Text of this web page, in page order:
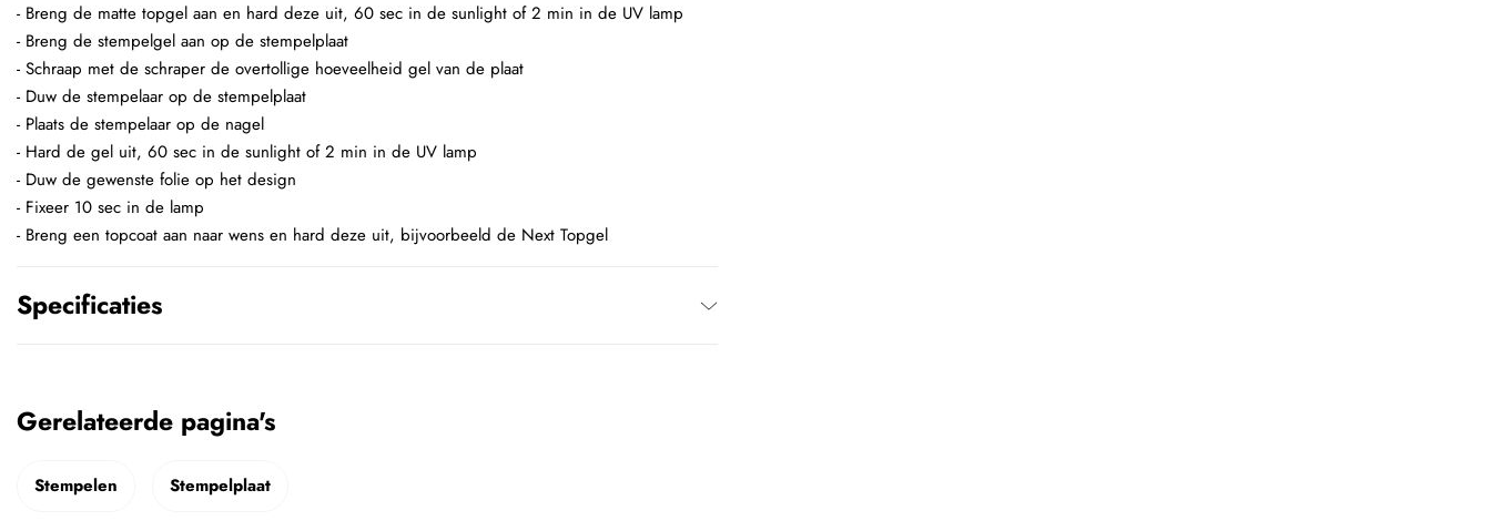
- Breng de matte topgel aan en hard deze uit, 60 sec in de sunlight of 2 min in de UV lamp
- Breng de stempelgel aan op de stempelplaat
- Schraap met de schraper de overtollige hoeveelheid gel van de plaat
- Duw de stempelaar op de stempelplaat
- Plaats de stempelaar op de nagel
- Hard de gel uit, 60 sec in de sunlight of 2 min in de UV lamp
- Duw de gewenste folie op het design
- Fixeer 10 sec in de lamp
- Breng een topcoat aan naar wens en hard deze uit, bijvoorbeeld de Next Topgel
Specificaties
Gerelateerde pagina's
Stempelen Stempelplaat